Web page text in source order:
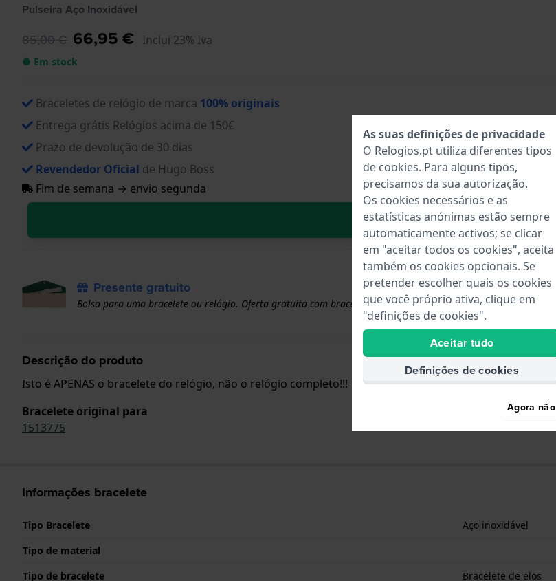
Pulseira Aço Inoxidável
85,00 € 66,95 € Inclui 23% Iva
● Em stock
Braceletes de relógio de marca 100% originais
Entrega grátis Relógios acima de 150€
Prazo de devolução de 30 dias
Revendedor Oficial de Hugo Boss
Fim de semana → envio segunda
No carrinho
Presente gratuito
Bolsa para uma bracelete ou relógio. Oferta gratuita com braceletes superiores a 50 euros
Descrição do produto
Isto é APENAS o bracelete do relógio, não o relógio completo!!!
Bracelete original para
1513775
Informações bracelete
Tipo Bracelete
Aço inoxidável
Tipo de material
Tipo de bracelete
Bracelete de elos
As suas definições de privacidade
O Relogios.pt utiliza diferentes tipos
de cookies. Para alguns tipos,
precisamos da sua autorização.
Os cookies necessários e as
estatísticas anónimas estão sempre
automaticamente activos; se clicar
em "aceitar todos os cookies", aceita
também os cookies opcionais. Se
pretender escolher quais os cookies
que você próprio ativa, clique em
"definições de cookies".
Aceitar tudo
Definições de cookies
Agora não